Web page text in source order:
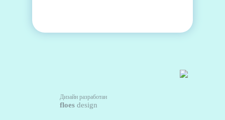
Дизайн разработан
floes design